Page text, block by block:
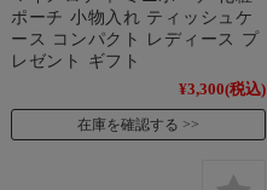
ポーチ 小物入れ ティッシュケ
ース コンパクト レディース プ
レゼント ギフト
¥3,300(税込)
在庫を確認する